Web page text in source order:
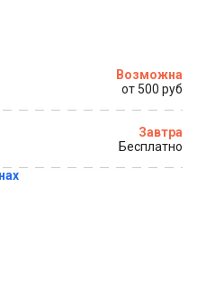
Возможна
от 500 руб
Завтра
Бесплатно